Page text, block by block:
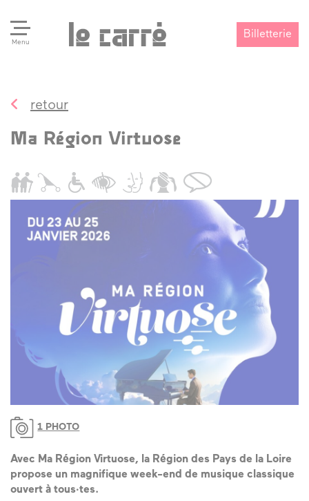
Menu
Billetterie
retour
Ma Région Virtuose
1 PHOTO
Avec Ma Région Virtuose, la Région des Pays de la Loire
propose un magnifique week-end de musique classique
ouvert à tous·tes.